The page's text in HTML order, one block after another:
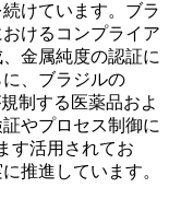
けています。ブラ
けるコンプライア
金属純度の認証に
、ブラジルの
制する医薬品およ
やプロセス制御に
す活用されてお
推進しています。